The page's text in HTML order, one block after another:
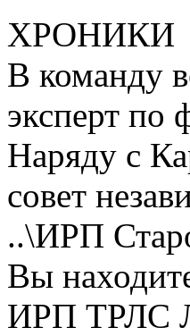
ХРОНИКИ
В команду
эксперт по
Наряду с
совет
..\ИРП
Вы
ИРП ТРЛС